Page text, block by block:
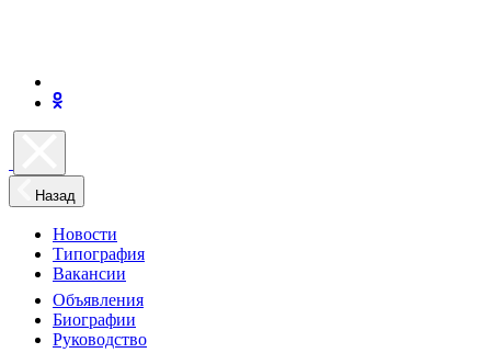
Назад
Новости
Типография
Вакансии
Объявления
Биографии
Руководство